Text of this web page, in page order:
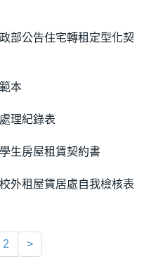
部公告住宅轉租定型化契
本
理紀錄表
生房屋租賃契約書
外租屋賃居處自我檢核表
2 >